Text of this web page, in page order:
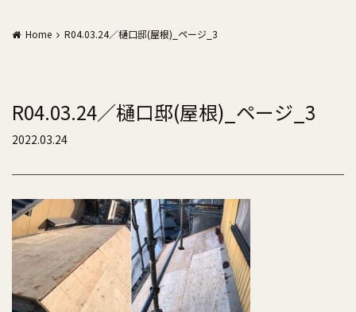
Home R04.03.24／樋口邸(屋根)_ページ_3
R04.03.24／樋口邸(屋根)_ページ_3
2022.03.24